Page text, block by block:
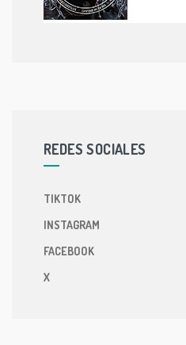
REDES SOCIALES
TIKTOK
INSTAGRAM
FACEBOOK
X